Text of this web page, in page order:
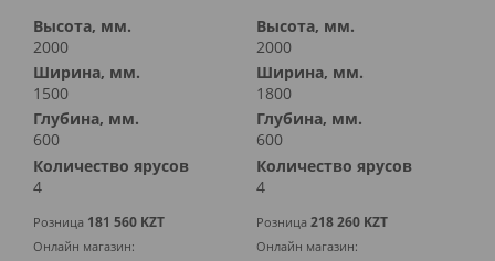
Высота, мм.
2000
Ширина, мм.
1500
Глубина, мм.
600
Количество ярусов
4
Розница 181 560 KZT
Онлайн магазин:
Высота, мм.
2000
Ширина, мм.
1800
Глубина, мм.
600
Количество ярусов
4
Розница218 260 KZT
Онлайн магазин: